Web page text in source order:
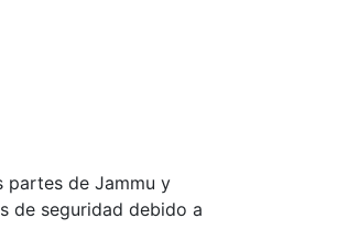
partes de Jammu y
de seguridad debido a